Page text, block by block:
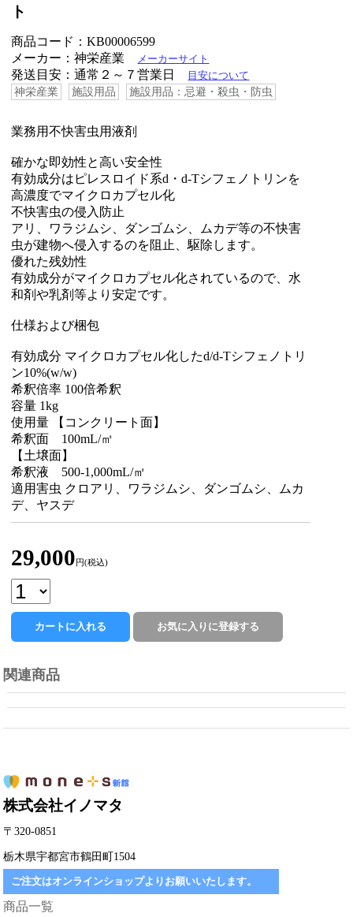
ト
商品コード：KB00006599
メーカー：神栄産業
メーカーサイト
発送目安：通常２～７営業日 目安について
神栄産業 施設用品 施設用品：忌避・殺虫・防虫
業務用不快害虫用液剤
確かな即効性と高い安全性
有効成分はピレスロイド系d・d-Tシフェノトリンを
高濃度でマイクロカプセル化
不快害虫の侵入防止
アリ、ワラジムシ、ダンゴムシ、ムカデ等の不快害
虫が建物へ侵入するのを阻止、駆除します。
優れた残効性
有効成分がマイクロカプセル化されているので、水
和剤や乳剤等より安定です。
仕様および梱包
有効成分 マイクロカプセル化したd/d-Tシフェノトリ
ン10%(w/w)
希釈倍率 100倍希釈
容量 1kg
使用量 【コンクリート面】
希釈面 100mL/㎡
【土壌面】
希釈液 500-1,000mL/㎡
適用害虫 クロアリ、ワラジムシ、ダンゴムシ、ムカ
デ、ヤスデ
29,000 円(税込)
関連商品
株式会社イノマタ
〒320-0851
栃木県宇都宮市鶴田町1504
ご注文はオンラインショップよりお願いいたします。
商品一覧